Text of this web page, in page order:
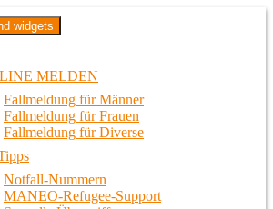
Projekt in Berlin
widgets
MELDEN
Fallmeldung für Männer
Fallmeldung für Frauen
Fallmeldung für Diverse
Notfall-Nummern
MANEO-Refugee-Support